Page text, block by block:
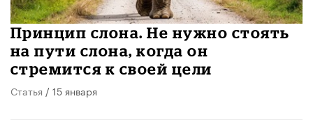
Принцип слона. Не нужно стоять
на пути слона, когда он
стремится к своей цели
Статья / 15 января